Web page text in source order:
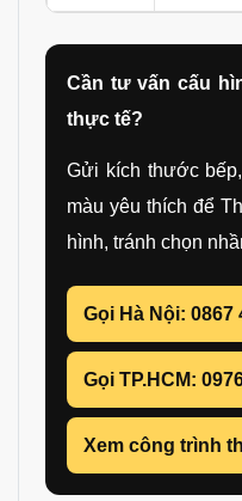
Cần tư vấn cấu
thực tế?
Gửi kích thước
màu yêu thích để
hình, tránh chọn
Gọi Hà Nội: 0867
Gọi TP.HCM:
Xem công trình